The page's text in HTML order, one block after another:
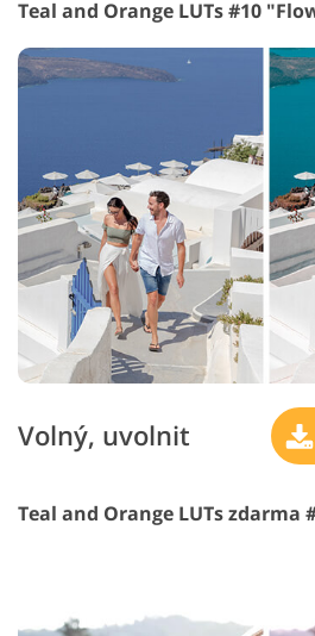
Teal and Orange LUTs #10
Volný, uvolnit
Teal and Orange LUTs zdarma